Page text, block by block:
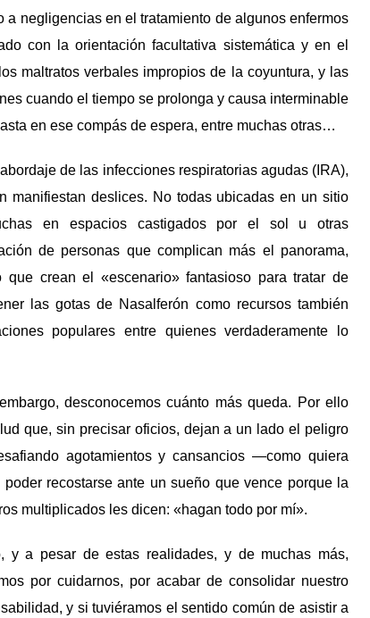
negligencias en el tratamiento de algunos enfermos
con la orientación facultativa sistemática y en el
maltratos verbales impropios de la coyuntura, y las
cuando el tiempo se prolonga y causa interminable
en ese compás de espera, entre muchas otras…
de las infecciones respiratorias agudas (IRA),
manifiestan deslices. No todas ubicadas en un sitio
en espacios castigados por el sol u otras
de personas que complican más el panorama,
crean el «escenario» fantasioso para tratar de
las gotas de Nasalferón como recursos también
populares entre quienes verdaderamente lo
desconocemos cuánto más queda. Por ello
que, sin precisar oficios, dejan a un lado el peligro
agotamientos y cansancios —como quiera
recostarse ante un sueño que vence porque la
multiplicados les dicen: «hagan todo por mí».
a pesar de estas realidades, y de muchas más,
por cuidarnos, por acabar de consolidar nuestro
y si tuviéramos el sentido común de asistir a